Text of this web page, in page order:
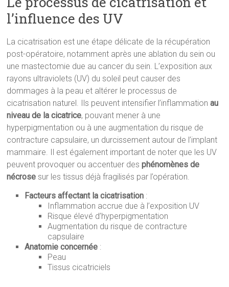
l’influence des UV
La cicatrisation est une étape délicate de la récupération
post-opératoire, notamment après une ablation du sein ou
une mastectomie due au cancer du sein. L’exposition aux
rayons ultraviolets (UV) du soleil peut causer des
dommages à la peau et altérer le processus de
cicatrisation naturel. Ils peuvent intensifier l’inflammationau
niveau de la cicatrice, pouvant mener à une
hyperpigmentation ou à une augmentation du risque de
contracture capsulaire, un durcissement autour de l’implant
mammaire. Il est également important de noter que les UV
peuvent provoquer ou accentuer desphénomènes de
nécrose sur les tissus déjà fragilisés par l’opération.
Facteurs affectant la cicatrisation :
Inflammation accrue due à l’exposition UV
Risque élevé d’hyperpigmentation
Augmentation du risque de contracture
capsulaire
Anatomie concernée :
Peau
Tissus cicatriciels